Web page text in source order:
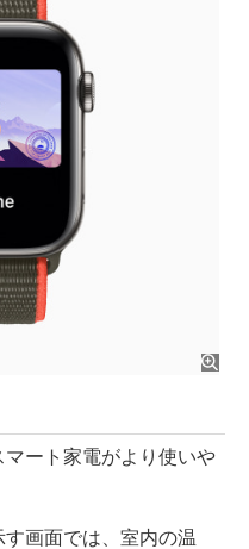
ート家電がより使いや
画面では、室内の温